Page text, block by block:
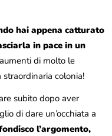
hai appena catturato
in pace in un
di molto le
colonia!
subito dopo aver
di dare un’occhiata a
l’argomento,